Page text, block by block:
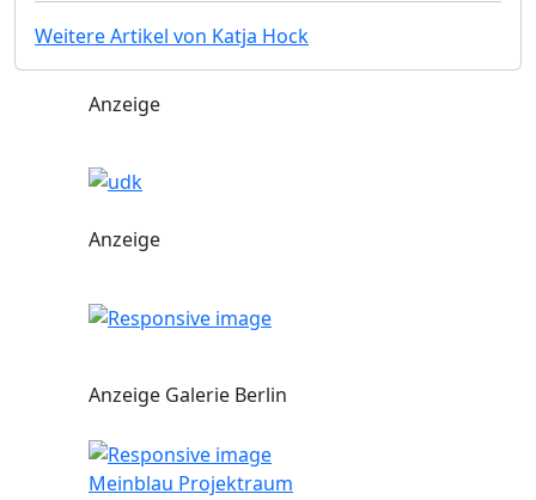
Weitere Artikel von Katja Hock
Anzeige
Anzeige
Anzeige Galerie Berlin
Meinblau Projektraum